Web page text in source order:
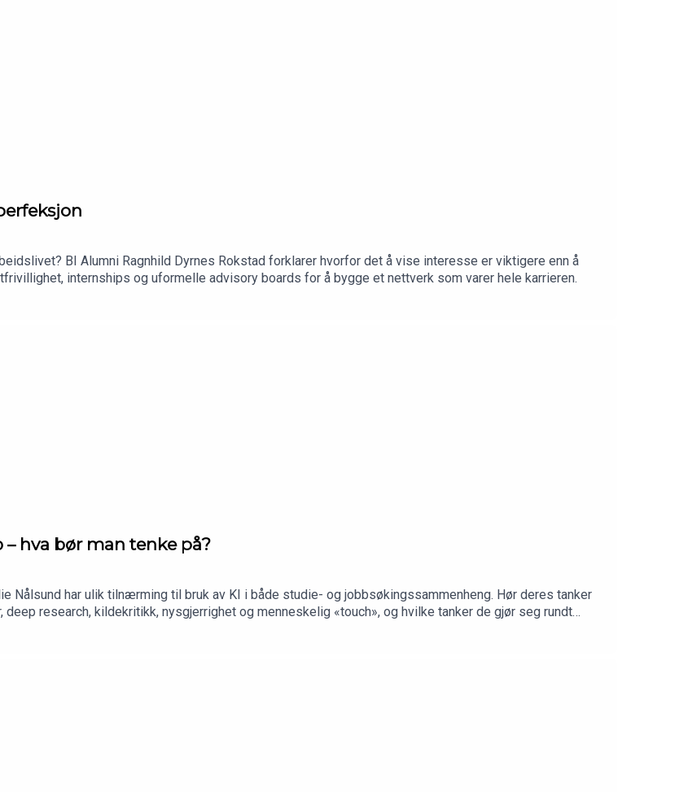
BI Alumni Ragnhild Dyrnes Rokstad forklarer hvorfor det å vise interesse er viktigere enn å
internships og uformelle advisory boards for å bygge et nettverk som varer hele karrieren.
hva bør man tenke på?
Nålsund har ulik tilnærming til bruk av KI i både studie- og jobbsøkingssammenheng. Hør deres tanker
research, kildekritikk, nysgjerrighet og menneskelig «touch», og hvilke tanker de gjør seg rundt